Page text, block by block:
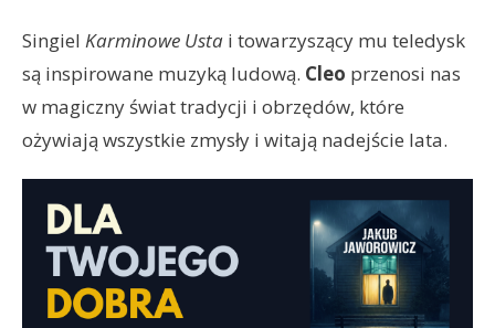
Singiel Karminowe Usta i towarzyszący mu teledysk
są inspirowane muzyką ludową. Cleo przenosi nas
w magiczny świat tradycji i obrzędów, które
ożywiają wszystkie zmysły i witają nadejście lata.